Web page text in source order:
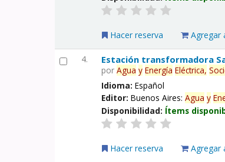
Hacer reserva Agregar
4. Estación transformadora
porAgua y Energía Eléctrica,
Idioma:Español
Editor:Buenos Aires:Agua y
Disponibilidad: Ítems
Hacer reserva Agregar